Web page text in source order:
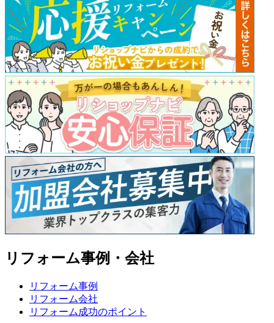
リフォーム事例・会社
リフォーム事例
リフォーム会社
リフォーム成功のポイント